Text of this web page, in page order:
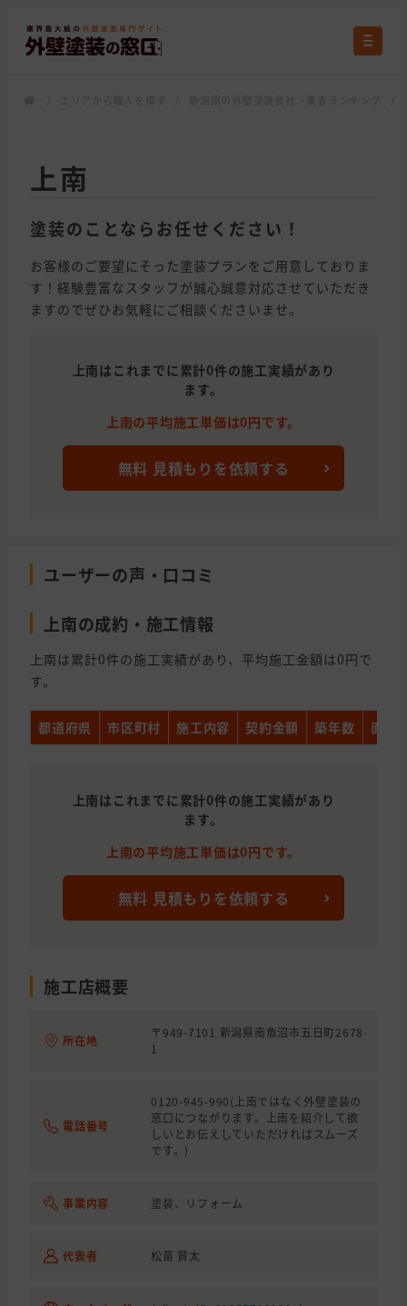
上南
塗装のことならお任せください！
お客様のご要望にそった塗装プランをご用意しておりま
す！経験豊富なスタッフが誠心誠意対応させていただき
ますのでぜひお気軽にご相談くださいませ。
上南はこれまでに累計0件の施工実績があり
ます。
上南の平均施工単価は0円です。
無料 見積もりを依頼する
ユーザーの声・口コミ
上南の成約・施工情報
上南は累計0件の施工実績があり、平均施工金額は0円で
す。
都道府県 市区町村 施工内容 契約金額 築年数 面積
上南はこれまでに累計0件の施工実績があり
ます。
上南の平均施工単価は0円です。
無料 見積もりを依頼する
施工店概要
所在地
〒949-7101 新潟県南魚沼市五日町2678-
1
電話番号
0120-945-990(上南ではなく外壁塗装の
窓口につながります。上南を紹介して欲
しいとお伝えしていただければスムーズ
です。)
事業内容 塗装、リフォーム
代表者 松苗 賢太